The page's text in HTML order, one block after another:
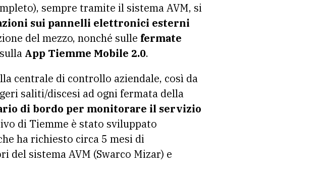
sempre tramite il sistema AVM, si
sui pannelli elettronici esterni
del mezzo, nonché sulle fermate
App Tiemme Mobile 2.0.
centrale di controllo aziendale, così da
saliti/discesi ad ogni fermata della
di bordo per monitorare il servizio
di Tiemme è stato sviluppato
ha richiesto circa 5 mesi di
del sistema AVM (Swarco Mizar) e